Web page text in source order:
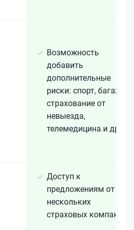
Возможность
добавить
дополнительные
риски: спорт, багаж,
страхование от
невыезда,
телемедицина и др.
Доступ к
предложениям от
нескольких
страховых компаний